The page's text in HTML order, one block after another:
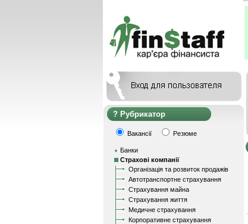
Рубрикатор
Вакансії Резюме
Банки
Страхові компанії
Організація та розвиток продажів
Автотранспортне страхування
Страхування майна
Страхування життя
Медичне страхування
Корпоративне страхування